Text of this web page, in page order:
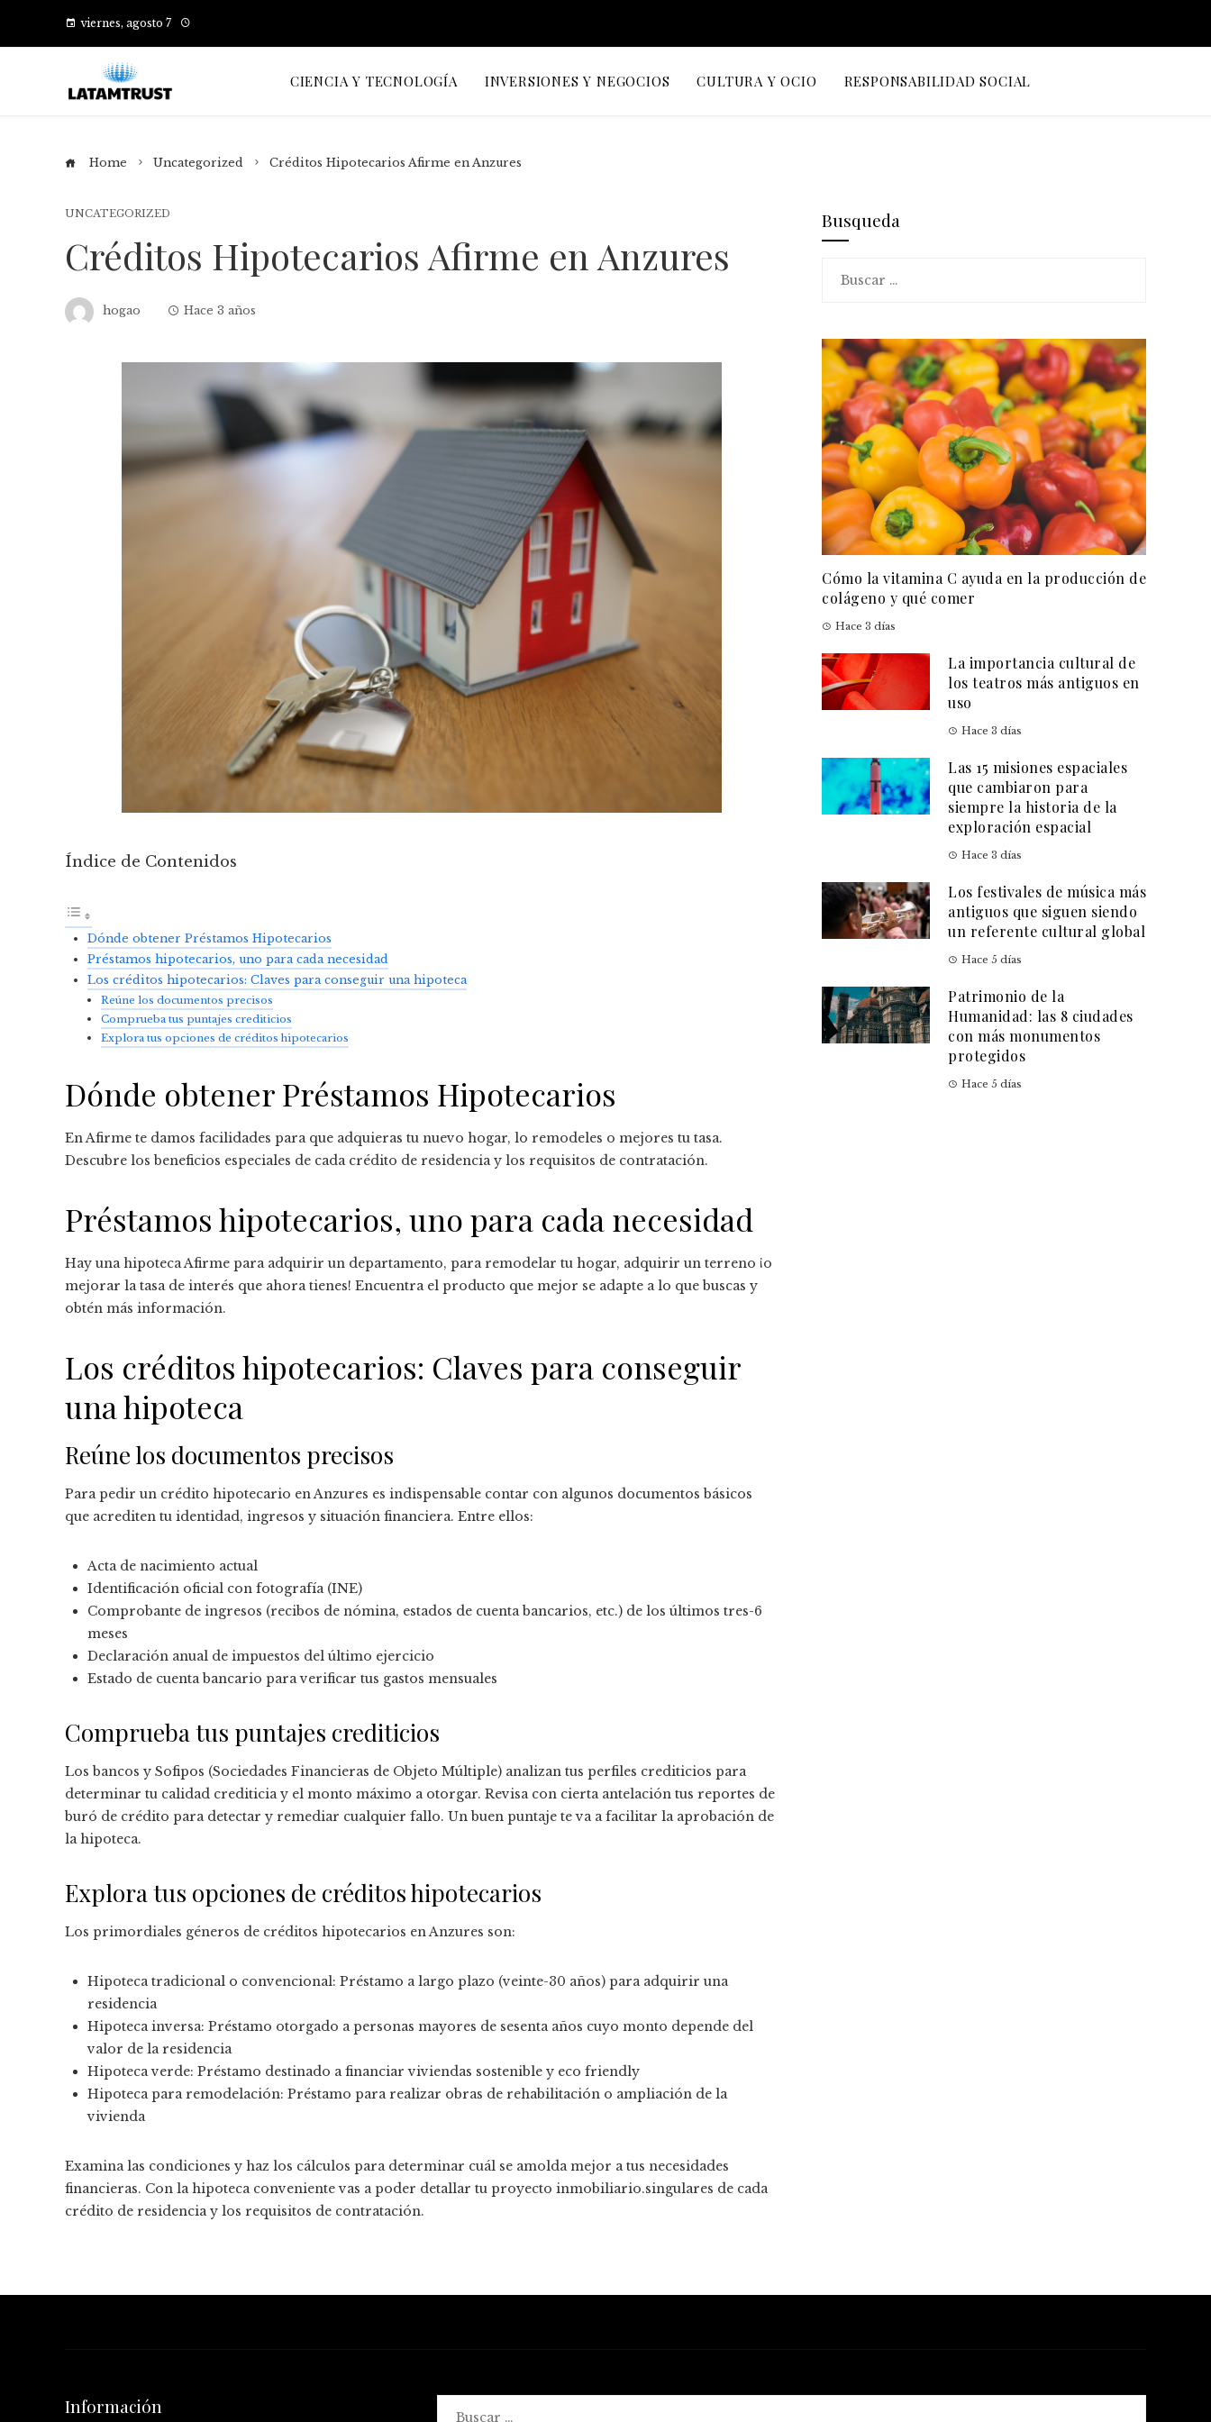
viernes, agosto 7
CIENCIA Y TECNOLOGÍA INVERSIONES Y NEGOCIOS CULTURA Y OCIO RESPONSABILIDAD SOCIAL
Home Uncategorized Créditos Hipotecarios Afirme en Anzures
UNCATEGORIZED
Créditos Hipotecarios Afirme en Anzures
hogao Hace 3 años
Índice de Contenidos
Dónde obtener Préstamos Hipotecarios
Préstamos hipotecarios, uno para cada necesidad
Los créditos hipotecarios: Claves para conseguir una hipoteca
Reúne los documentos precisos
Comprueba tus puntajes crediticios
Explora tus opciones de créditos hipotecarios
Dónde obtener Préstamos Hipotecarios
En Afirme te damos facilidades para que adquieras tu nuevo hogar, lo remodeles o mejores tu tasa.
Descubre los beneficios especiales de cada crédito de residencia y los requisitos de contratación.
Préstamos hipotecarios, uno para cada necesidad
Hay una hipoteca Afirme para adquirir un departamento, para remodelar tu hogar, adquirir un terreno ¡o
mejorar la tasa de interés que ahora tienes! Encuentra el producto que mejor se adapte a lo que buscas y
obtén más información.
Los créditos hipotecarios: Claves para conseguir
una hipoteca
Reúne los documentos precisos
Para pedir un crédito hipotecario en Anzures es indispensable contar con algunos documentos básicos
que acrediten tu identidad, ingresos y situación financiera. Entre ellos:
Acta de nacimiento actual
Identificación oficial con fotografía (INE)
Comprobante de ingresos (recibos de nómina, estados de cuenta bancarios, etc.) de los últimos tres-6
meses
Declaración anual de impuestos del último ejercicio
Estado de cuenta bancario para verificar tus gastos mensuales
Comprueba tus puntajes crediticios
Los bancos y Sofipos (Sociedades Financieras de Objeto Múltiple) analizan tus perfiles crediticios para
determinar tu calidad crediticia y el monto máximo a otorgar. Revisa con cierta antelación tus reportes de
buró de crédito para detectar y remediar cualquier fallo. Un buen puntaje te va a facilitar la aprobación de
la hipoteca.
Explora tus opciones de créditos hipotecarios
Los primordiales géneros de créditos hipotecarios en Anzures son:
Hipoteca tradicional o convencional: Préstamo a largo plazo (veinte-30 años) para adquirir una
residencia
Hipoteca inversa: Préstamo otorgado a personas mayores de sesenta años cuyo monto depende del
valor de la residencia
Hipoteca verde: Préstamo destinado a financiar viviendas sostenible y eco friendly
Hipoteca para remodelación: Préstamo para realizar obras de rehabilitación o ampliación de la
vivienda
Examina las condiciones y haz los cálculos para determinar cuál se amolda mejor a tus necesidades
financieras. Con la hipoteca conveniente vas a poder detallar tu proyecto inmobiliario.singulares de cada
crédito de residencia y los requisitos de contratación.
Busqueda
Cómo la vitamina C ayuda en la producción de
colágeno y qué comer
Hace 3 días
La importancia cultural de
los teatros más antiguos en
uso
Hace 3 días
Las 15 misiones espaciales
que cambiaron para
siempre la historia de la
exploración espacial
Hace 3 días
Los festivales de música más
antiguos que siguen siendo
un referente cultural global
Hace 5 días
Patrimonio de la
Humanidad: las 8 ciudades
con más monumentos
protegidos
Hace 5 días
Información